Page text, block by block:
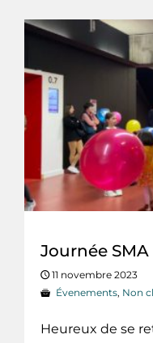
Journée
11 novembre 2023
Évenements, Non
Heureux de se